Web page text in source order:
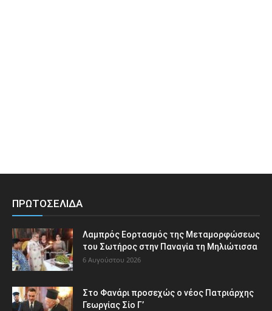
ΠΡΩΤΟΣΕΛΙΔΑ
Λαμπρός Εορτασμός της Μεταμορφώσεως
του Σωτήρος στην Παναγία τη Μηλιώτισσα
6 Αυγούστου 2026
Στο Φανάρι προσεχώς ο νέος Πατριάρχης
Γεωργίας Σίο Γ’